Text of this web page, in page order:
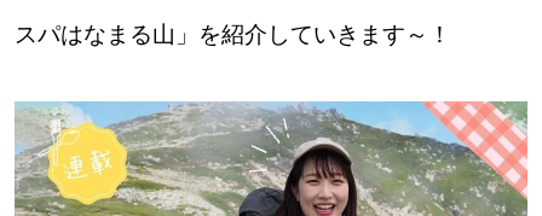
【暮らしの知恵を身につけたい】
【まったり楽しみたい】 札幌市
スパはなまる山」を紹介していきます～！